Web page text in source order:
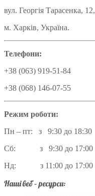
вул. Георгія Тарасенка, 12,
м. Харків, Україна.
Телефони:
+38 (063) 919-51-84
+38 (068) 146-07-55
Режим роботи:
Пн – пт: з 9:30 до 18:30
Сб: з 9:30 до 17:00
Нд: з 11:00 до 17:00
Наші веб – ресурси: